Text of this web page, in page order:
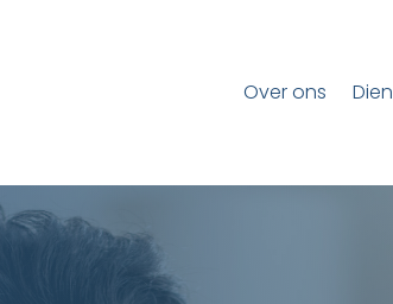
Over ons